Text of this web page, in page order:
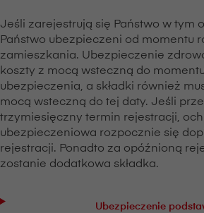
Jeśli zarejestrują się Państwo w tym
Państwo ubezpieczeni od momentu
zamieszkania. Ubezpieczenie
koszty z mocą wsteczną do
ubezpieczenia, a składki również
mocą wsteczną do tej daty. Jeśli
trzymiesięczny termin rejestracji,
ubezpieczeniowa rozpocznie się
rejestracji. Ponadto za opóźnioną
zostanie dodatkowa składka.
Ubezpieczenie